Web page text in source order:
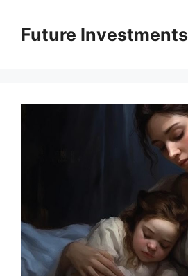
вмістуFuture Investments